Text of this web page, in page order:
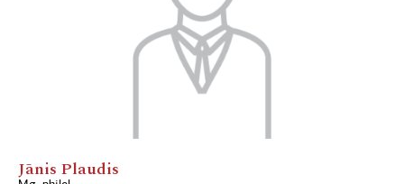
Jānis Plaudis